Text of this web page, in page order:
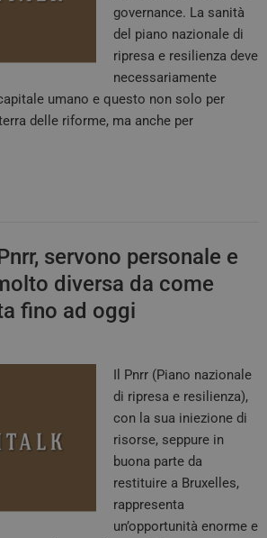
governance. La sanità
del piano nazionale di
ripresa e resilienza deve
necessariamente
umano e questo non solo per
delle riforme, ma anche per
servono personale e
diversa da come
fino ad oggi
Il Pnrr (Piano nazionale
di ripresa e resilienza),
con la sua iniezione di
risorse, seppure in
buona parte da
restituire a Bruxelles,
rappresenta
un’opportunità enorme e